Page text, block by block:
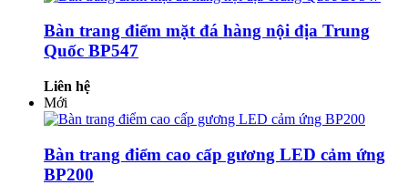
Bàn trang điểm mặt đá hàng nội địa Trung
Quốc BP547
Liên hệ
Mới
Bàn trang điểm cao cấp gương LED cảm ứng
BP200